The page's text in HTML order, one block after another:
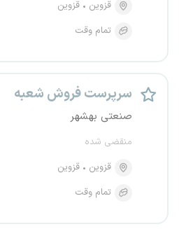
قزوین
قزوین
تمام وقت
سرپرست فروش شعبه
صنعتی بهشهر
منقضی شده
قزوین
قزوین
تمام وقت